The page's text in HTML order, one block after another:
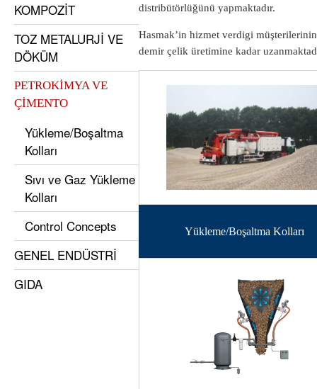
distribütörlüğünü yapmaktadır.
Hasmak’in hizmet verdigi
demir çelik üretimine kadar
Yükleme/Boşaltma Kolları
KOMPOZİT
TOZ METALURJİ VE
DÖKÜM
PETROKİMYA VE
ÇİMENTO
Yükleme/Boşaltma
Kolları
Sıvı ve Gaz Yükleme
Kolları
Control Concepts
GENEL ENDÜSTRİ
GIDA